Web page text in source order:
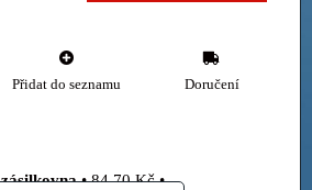
Přidat do seznamu Doručení
zásilkovna•84,70 Kč •